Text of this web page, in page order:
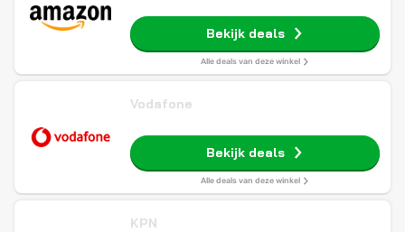
Bekijk deals
Alle deals van deze winkel
Vodafone
Bekijk deals
Alle deals van deze winkel
KPN